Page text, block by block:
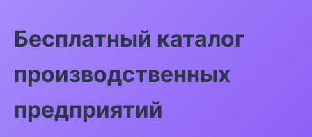
Бесплатный каталог
производственных
предприятий